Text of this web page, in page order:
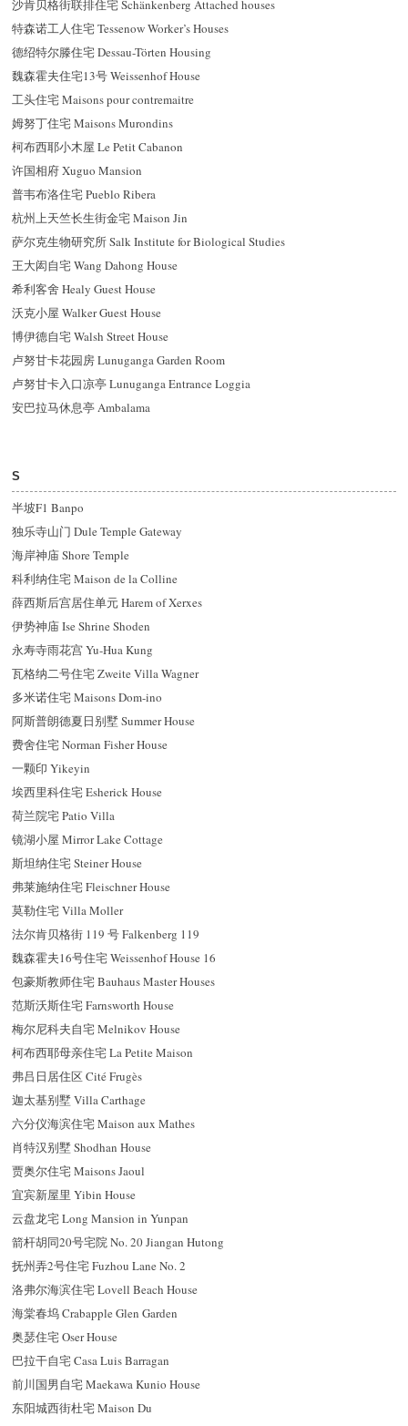
沙肯贝格街联排住宅 Schänkenberg Attached houses
特森诺工人住宅 Tessenow Worker’s Houses
德绍特尔滕住宅 Dessau-Törten Housing
魏森霍夫住宅13号 Weissenhof House
工头住宅 Maisons pour contremaitre
姆努丁住宅 Maisons Murondins
柯布西耶小木屋 Le Petit Cabanon
许国相府 Xuguo Mansion
普韦布洛住宅 Pueblo Ribera
杭州上天竺长生街金宅 Maison Jin
萨尔克生物研究所 Salk Institute for Biological Studies
王大闳自宅 Wang Dahong House
希利客舍 Healy Guest House
沃克小屋 Walker Guest House
博伊德自宅 Walsh Street House
卢努甘卡花园房 Lunuganga Garden Room
卢努甘卡入口凉亭 Lunuganga Entrance Loggia
安巴拉马休息亭 Ambalama
S
半坡F1 Banpo
独乐寺山门 Dule Temple Gateway
海岸神庙 Shore Temple
科利纳住宅 Maison de la Colline
薛西斯后宫居住单元 Harem of Xerxes
伊势神庙 Ise Shrine Shoden
永寿寺雨花宫 Yu-Hua Kung
瓦格纳二号住宅 Zweite Villa Wagner
多米诺住宅 Maisons Dom-ino
阿斯普朗德夏日别墅 Summer House
费舍住宅 Norman Fisher House
一颗印 Yikeyin
埃西里科住宅 Esherick House
荷兰院宅 Patio Villa
镜湖小屋 Mirror Lake Cottage
斯坦纳住宅 Steiner House
弗莱施纳住宅 Fleischner House
莫勒住宅 Villa Moller
法尔肯贝格街 119 号 Falkenberg 119
魏森霍夫16号住宅 Weissenhof House 16
包豪斯教师住宅 Bauhaus Master Houses
范斯沃斯住宅 Farnsworth House
梅尔尼科夫自宅 Melnikov House
柯布西耶母亲住宅 La Petite Maison
弗吕日居住区 Cité Frugès
迦太基别墅 Villa Carthage
六分仪海滨住宅 Maison aux Mathes
肖特汉别墅 Shodhan House
贾奥尔住宅 Maisons Jaoul
宜宾新屋里 Yibin House
云盘龙宅 Long Mansion in Yunpan
箭杆胡同20号宅院 No. 20 Jiangan Hutong
抚州弄2号住宅 Fuzhou Lane No. 2
洛弗尔海滨住宅 Lovell Beach House
海棠春坞 Crabapple Glen Garden
奥瑟住宅 Oser House
巴拉干自宅 Casa Luis Barragan
前川国男自宅 Maekawa Kunio House
东阳城西街杜宅 Maison Du